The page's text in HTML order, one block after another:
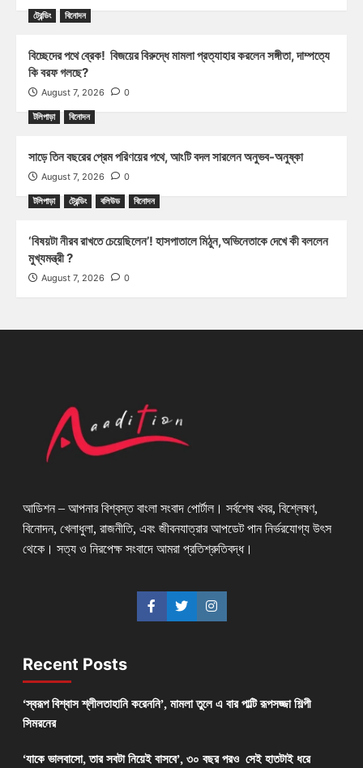
ট্রেন্ডিং বিনোদন
বিচ্ছেদের পথে ব্রেক! বিজয়ের বিরুদ্ধে মামলা প্রত্যাহার করলেন সঙ্গীতা, দাম্পত্যে
কি বরফ গলছে?
August 7, 2026 0
টলিপাড়া বিনোদন
সাড়ে তিন বছরের প্রেম পরিণয়ের পথে, আংটি বদল সারলেন অনুভব-অনুষ্কা
August 7, 2026 0
টলিপাড়া ট্রেন্ডিং বলিউড বিনোদন
‘বিষয়টা নীরব রাখতে চেয়েছিলেন’! হাসপাতালে মিঠুন,অভিনেতাকে দেখে কী বললেন
মুখ্যমন্ত্রী ?
August 7, 2026 0
আডিশন – আপনার বিশ্বস্ত বাংলা সংবাদ পোর্টাল। সর্বশেষ খবর, বিশ্লেষণ,
বিনোদন, খেলাধুলা, রাজনীতি, এবং জীবনযাত্রার আপডেট পান নির্ভরযোগ্য উৎস
থেকে। সত্য ও নিরপেক্ষ সংবাদে আমরা প্রতিশ্রুতিবদ্ধ।
Recent Posts
‘স্বরূপ বিশ্বাস শ্লীলতাহানি করেননি’, মামলা তুলে এ বার পাল্টি রূপসজ্জা শিল্পী
সিমরনের
‘যাকে ভালবাসো, তার সবটা নিয়েই বাসবে’, ৩০ বছর পরও সেই হাতটাই ধরে